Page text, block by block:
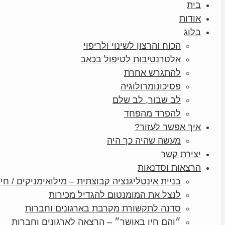
בית
אודות
בלוג
הכוח והרצון לשינוי ולריפוי
אלטרנטיבות לטיפול בכאב
להתגרש אחרת
פסיכונומרולוגיה
לב שבור, לב שלם
להפרד מהפחד
איך אפשר לעזור?
מעשה שהיה כך היה
יצירת קשר
הרצאות וסדנאות
בניית אינטליגנציה קבוצתית – מילואימניקים /
לנצל את המומנטום להגדיל מכירות
סדנה לתקשורת מקרבת בארגונים וחברות
״והם חיו באושר״ – הרצאה לארגונים וחברות